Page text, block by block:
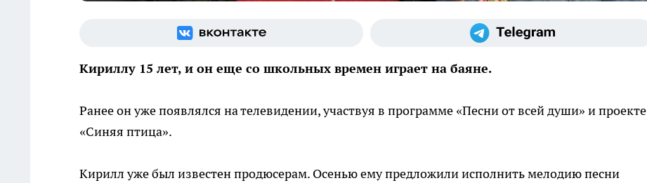
Кириллу 15 лет, и он еще со школьных времен играет на баяне.
Ранее он уже появлялся на телевидении, участвуя в программе «Песни от всей души» и проекте
«Синяя птица».
Кирилл уже был известен продюсерам. Осенью ему предложили исполнить мелодию песни